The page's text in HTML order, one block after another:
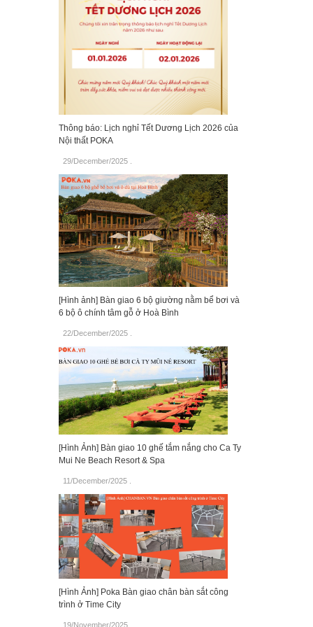
Thông báo: Lịch nghỉ Tết Dương Lịch 2026 của
Nội thất POKA
29/December/2025.
[Hình ảnh] Bàn giao 6 bộ giường nằm bể bơi và
6 bộ ô chính tâm gỗ ở Hoà Bình
22/December/2025.
[Hình Ảnh] Bàn giao 10 ghế tắm nắng cho Ca Ty
Mui Ne Beach Resort & Spa
11/December/2025.
[Hình Ảnh] Poka Bàn giao chân bàn sắt công
trình ở Time City
19/November/2025.